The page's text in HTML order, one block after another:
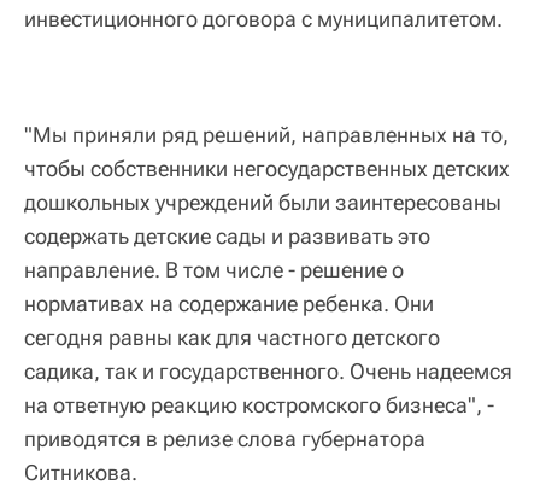
инвестиционного договора с муниципалитетом.
"Мы приняли ряд решений, направленных на то,
чтобы собственники негосударственных детских
дошкольных учреждений были заинтересованы
содержать детские сады и развивать это
направление. В том числе - решение о
нормативах на содержание ребенка. Они
сегодня равны как для частного детского
садика, так и государственного. Очень надеемся
на ответную реакцию костромского бизнеса", -
приводятся в релизе слова губернатора
Ситникова.